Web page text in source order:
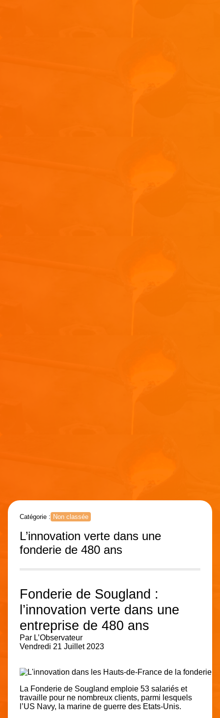
Catégorie : Non classée
L’innovation verte dans une
fonderie de 480 ans
Fonderie de Sougland :
l’innovation verte dans une
entreprise de 480 ans
Par L’Observateur
Vendredi 21 Juillet 2023
La Fonderie de Sougland emploie 53 salariés et
travaille pour ne nombreux clients, parmi lesquels
l’US Navy, la marine de guerre des Etats-Unis.